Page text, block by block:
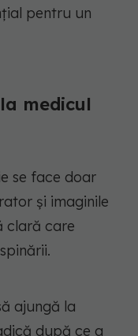
pentru un
medicul
se face doar
și imaginile
clară care
ajungă la
după ce a